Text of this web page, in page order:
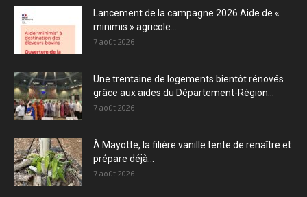
Lancement de la campagne 2026 Aide de «
minimis » agricole...
7 août 2026
Une trentaine de logements bientôt rénovés
grâce aux aides du Département-Région...
7 août 2026
À Mayotte, la filière vanille tente de renaître et
prépare déjà...
7 août 2026